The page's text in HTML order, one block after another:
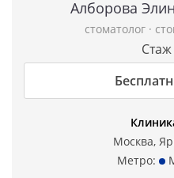
Алборова
стоматолог ·
Стаж
Москва,
Метро: